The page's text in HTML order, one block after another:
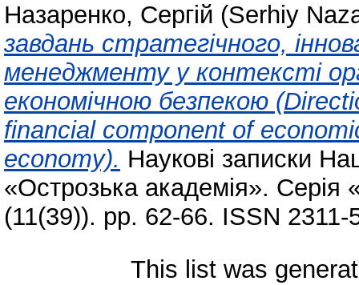
Назаренко, Сергій (Serhiy
завдань стратегічного,
менеджменту у контексті
економічною безпекою
financial component of
economy). Наукові записки
«Острозька академія». Серія
(11(39)). pp. 62-66. ISSN 2311-
This list was